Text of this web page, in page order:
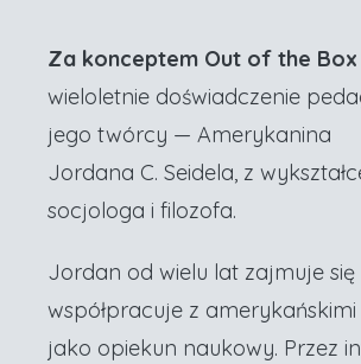
Za konceptem Out of the Box
wieloletnie doświadczenie
jego twórcy — Amerykanina
Jordana C. Seidela, z
socjologa i filozofa.
Jordan od wielu lat zajmuje
współpracuje z
jako opiekun naukowy. Przez